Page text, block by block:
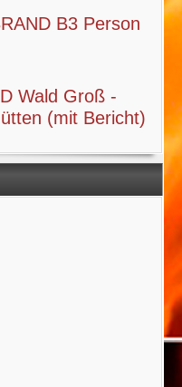
B3 Person
Wald Groß -
(mit Bericht)